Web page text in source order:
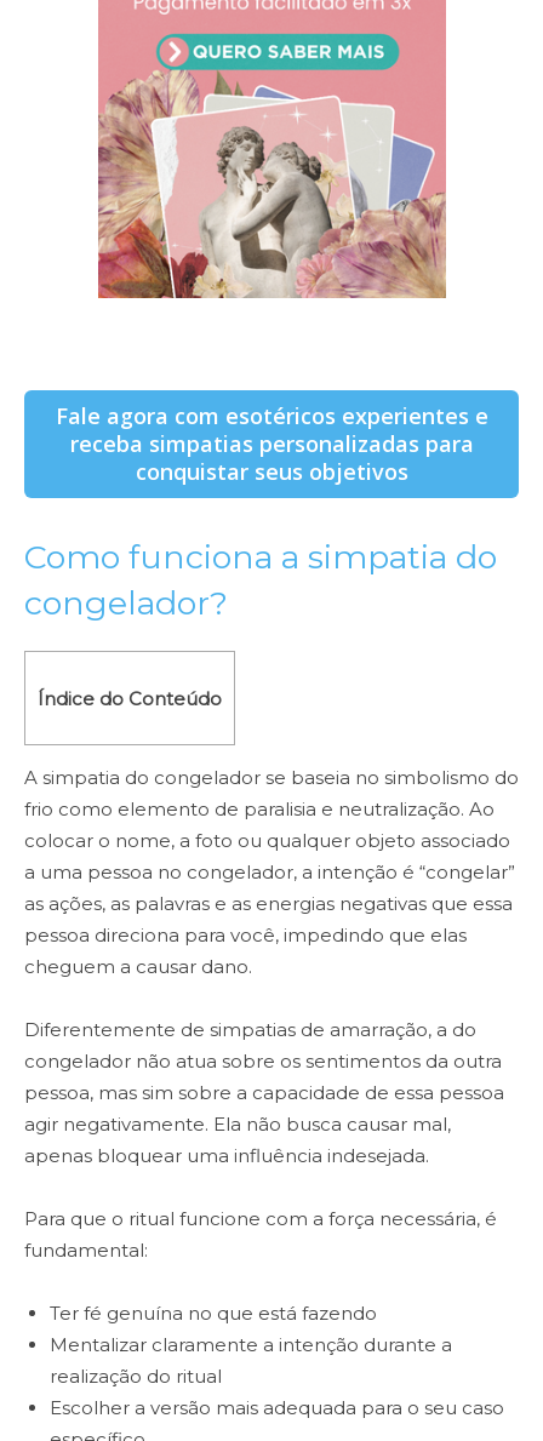
Fale agora com esotéricos experientes e
receba simpatias personalizadas para
conquistar seus objetivos
Como funciona a simpatia do
congelador?
Índice do Conteúdo
A simpatia do congelador se baseia no simbolismo do
frio como elemento de paralisia e neutralização. Ao
colocar o nome, a foto ou qualquer objeto associado
a uma pessoa no congelador, a intenção é “congelar”
as ações, as palavras e as energias negativas que essa
pessoa direciona para você, impedindo que elas
cheguem a causar dano.
Diferentemente de simpatias de amarração, a do
congelador não atua sobre os sentimentos da outra
pessoa, mas sim sobre a capacidade de essa pessoa
agir negativamente. Ela não busca causar mal,
apenas bloquear uma influência indesejada.
Para que o ritual funcione com a força necessária, é
fundamental:
Ter fé genuína no que está fazendo
Mentalizar claramente a intenção durante a
realização do ritual
Escolher a versão mais adequada para o seu caso